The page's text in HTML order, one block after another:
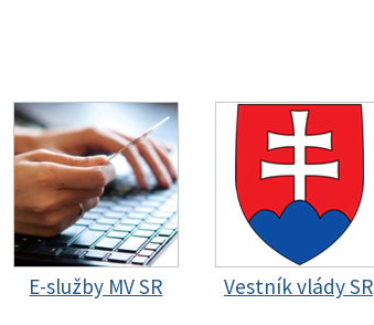
E-služby MV SR Vestník vlády SR